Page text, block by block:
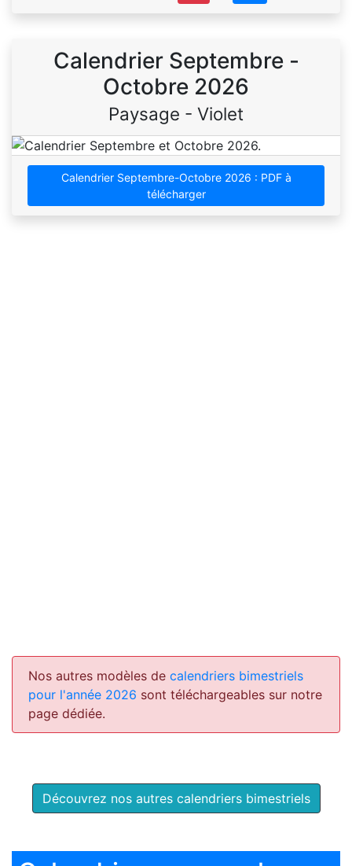
Calendrier Septembre -
Octobre 2026
Paysage - Violet
Calendrier Septembre-Octobre 2026 : PDF à
télécharger
Nos autres modèles de calendriers bimestriels
pour l'année 2026 sont téléchargeables sur notre
page dédiée.
Découvrez nos autres calendriers bimestriels